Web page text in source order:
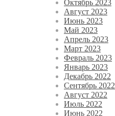
Октябрь 2023
Август 2023
Июнь 2023
Май 2023
Апрель 2023
Март 2023
Февраль 2023
Январь 2023
Декабрь 2022
Сентябрь 2022
Август 2022
Июль 2022
Июнь 2022